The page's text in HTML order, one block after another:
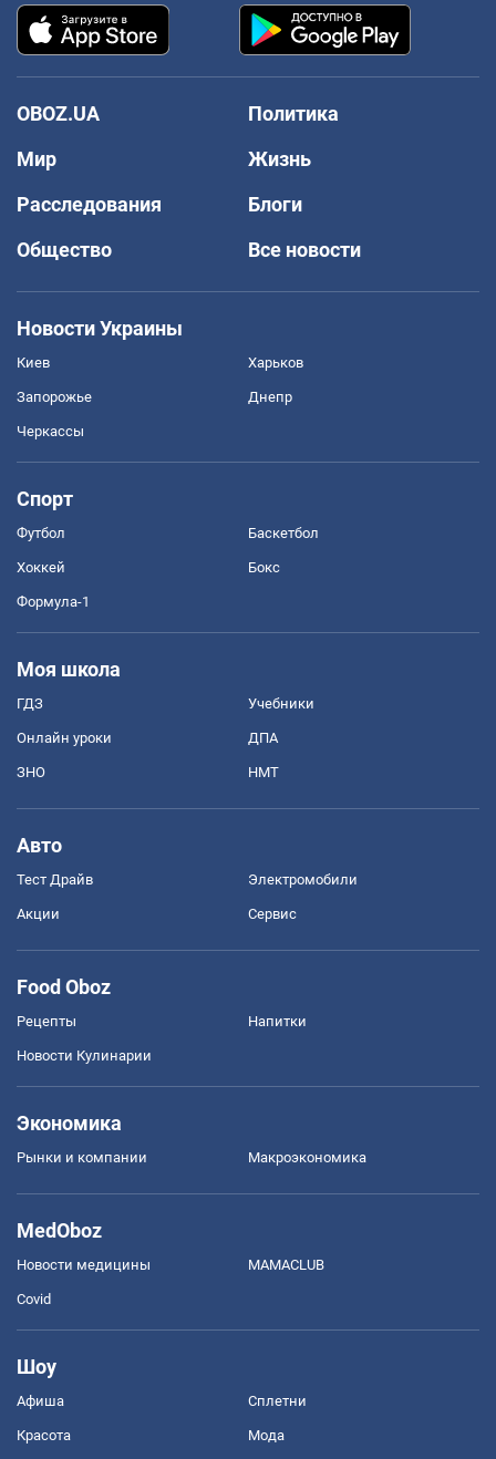
OBOZ.UA
Политика
Мир
Жизнь
Расследования
Блоги
Общество
Все новости
Новости Украины
Киев Харьков
Запорожье Днепр
Черкассы
Спорт
Футбол Баскетбол
Хоккей Бокс
Формула-1
Моя школа
ГДЗ Учебники
Онлайн уроки ДПА
ЗНО НМТ
Авто
Тест Драйв Электромобили
Акции Сервис
Food Oboz
Рецепты Напитки
Новости Кулинарии
Экономика
Рынки и компании Mакроэкономика
MedOboz
Новости медицины MAMACLUB
Covid
Шоу
Афиша Сплетни
Красота Мода